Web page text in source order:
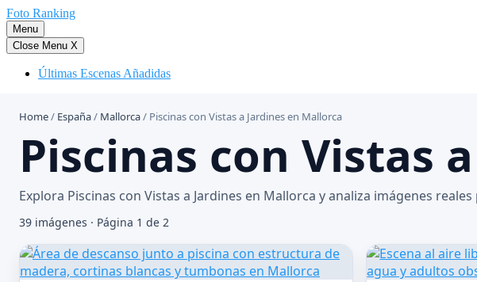
Saltar
al
contenido
Foto Ranking
Menu
Close Menu X
Últimas Escenas Añadidas
Home/ España/ Mallorca/ Piscinas con Vistas a Jardines en Mallorca
Piscinas con Vistas
Explora Piscinas con Vistas a Jardines en Mallorca y analiza imágenes
39 imágenes · Página 1 de 2